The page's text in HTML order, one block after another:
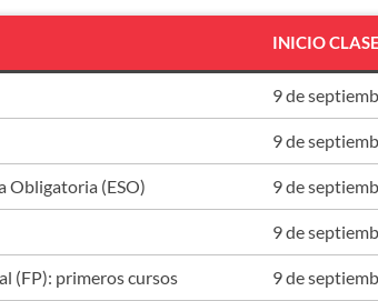
INICIO
9 de
9 de
Obligatoria (ESO) 9 de
9 de
(FP): primeros cursos 9 de